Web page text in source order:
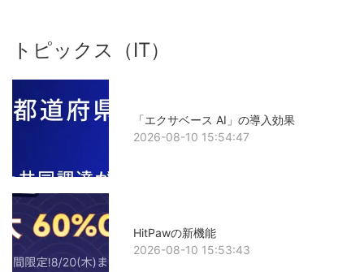
トピックス（IT）
「エクサベース AI」の導入効果
2026-08-10 15:54:47
HitPawの新機能
2026-08-10 15:53:43